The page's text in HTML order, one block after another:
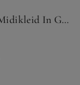
Yours Yours – Gerafftes Midikleid In Grün Mit Blumenmustersize 48